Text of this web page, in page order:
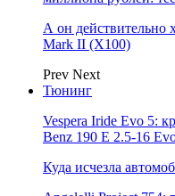
А он действительно
Mark II (Х100)
Prev Next
Тюнинг
Vespera Iride Evo 5:
Benz 190 E 2.5-16
Куда исчезла